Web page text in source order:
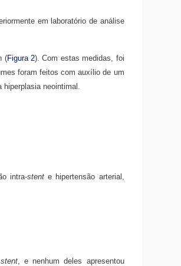
em laboratório de análise
(Figura 2). Com estas medidas, foi
foram feitos com auxílio de um
hiperplasia neointimal.
intra-stente hipertensão arterial,
stent, e nenhum deles apresentou